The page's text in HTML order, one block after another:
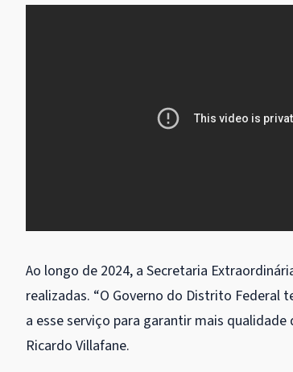
Ao longo de 2024, a Secretaria
realizadas. “O Governo do Distrito
a esse serviço para garantir mais
Ricardo Villafane.